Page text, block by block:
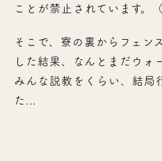
ことが禁止されています。
そこで、寮の裏からフェン
した結果、なんとまだウォ
みんな説教をくらい、結局
た...